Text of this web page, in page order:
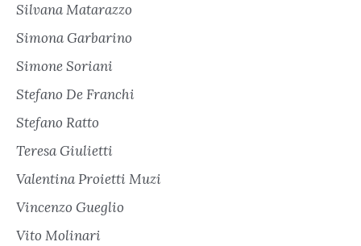
Silvana Matarazzo
Simona Garbarino
Simone Soriani
Stefano De Franchi
Stefano Ratto
Teresa Giulietti
Valentina Proietti Muzi
Vincenzo Gueglio
Vito Molinari